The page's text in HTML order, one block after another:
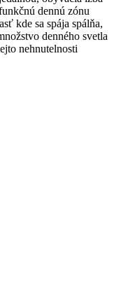
dennú zónu
kde sa spája spálňa,
denného svetla
nehnutelnosti